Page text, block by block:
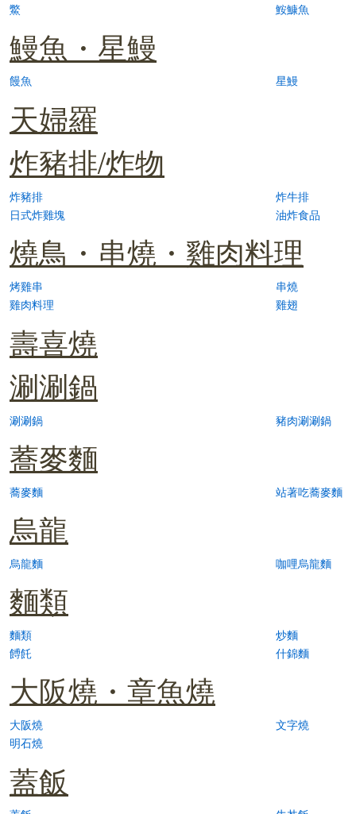
鱉
鮟鱇魚
鰻魚・星鰻
饅魚 星鰻
天婦羅
炸豬排/炸物
炸豬排
炸牛排
日式炸雞塊
油炸食品
燒鳥・串燒・雞肉料理
烤雞串
串燒
雞肉料理
雞翅
壽喜燒
涮涮鍋
涮涮鍋 豬肉涮涮鍋
蕎麥麵
蕎麥麵 站著吃蕎麥麵
烏龍
烏龍麵 咖哩烏龍麵
麵類
麵類
炒麵
餺飥
什錦麵
大阪燒・章魚燒
大阪燒
文字燒
明石燒
蓋飯